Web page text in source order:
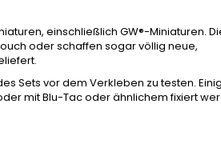
einschließlich GW®-Miniaturen.
oder schaffen sogar völlig neue,
Sets vor dem Verkleben zu testen.
mit Blu-Tac oder ähnlichem fixiert